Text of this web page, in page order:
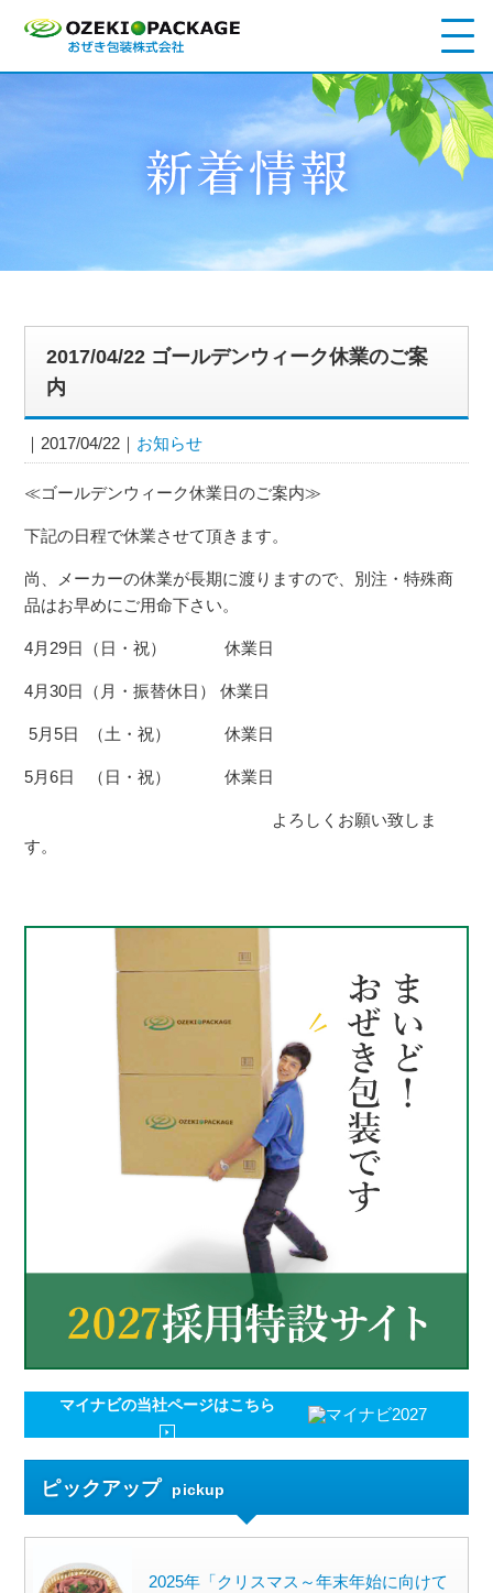
2017/04/22 ゴールデンウィーク休業のご案
内
2017/04/22 お知らせ
≪ゴールデンウィーク休業日のご案内≫
下記の日程で休業させて頂きます。
尚、メーカーの休業が長期に渡りますので、別注・特殊商
品はお早めにご用命下さい。
4月29日（日・祝） 休業日
4月30日（月・振替休日） 休業日
5月5日 （土・祝） 休業日
5月6日 （日・祝） 休業日
よろしくお願い致しま
す。
マイナビの当社ページはこちら
ピックアップ pickup
2025年「クリスマス～年末年始に向けて